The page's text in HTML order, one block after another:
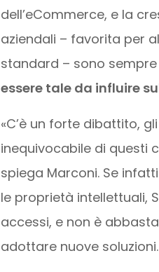
dell’eCommerce, e la
aziendali – favorita per
standard – sono
essere tale da influire
«C’è un forte dibattito,
inequivocabile di questi
spiega Marconi. Se
le proprietà intellettuali,
accessi, e non è
adottare nuove soluzioni.